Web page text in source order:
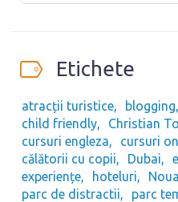
Etichete
atracții turistice blogging
child friendly
Christian
cursuri engleza
cursuri
călătorii cu copii
Dubai
experiențe
hoteluri
parc de distractii
parc